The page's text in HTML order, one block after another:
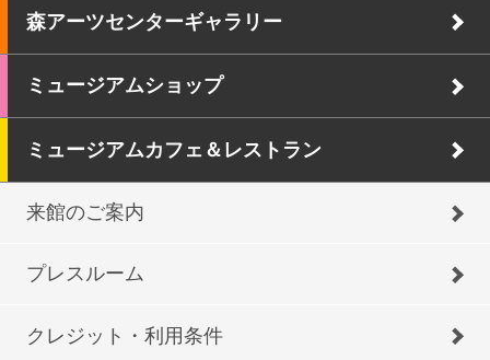
森アーツセンターギャラリー
ミュージアムショップ
ミュージアムカフェ＆レストラン
来館のご案内
プレスルーム
クレジット・利用条件